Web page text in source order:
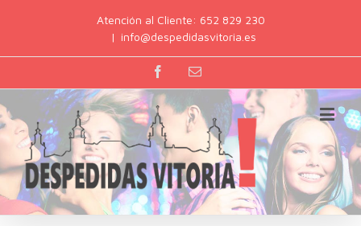
Atención al Cliente: 652 829 230
| info@despedidasvitoria.es